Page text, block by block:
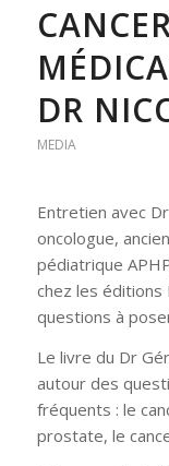
DR
MEDIA
Entretien avec
oncologue,
pédiatrique
chez les éditions
questions à
Le livre du Dr
autour des
fréquents : le
prostate, le